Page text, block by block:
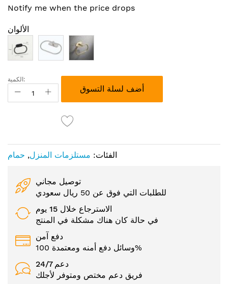
Notify me when the price drops
الألوان
الكمية:
أضف لسلة التسوق
الفئات: مستلزمات المنزل, حمام
توصيل مجاني
للطلبات التي فوق عن 50 ريال سعودي
الاسترجاع خلال 15 يوم
في حالة كان هناك مشكلة في المنتج
دفع آمن
وسائل دفع أمنه ومعتمدة 100%
24/7 دعم
فريق دعم مختص ومتوفر لأجلك